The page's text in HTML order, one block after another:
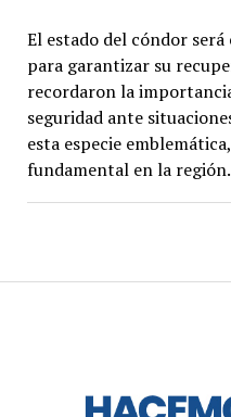
El estado del cóndor
para garantizar su
recordaron la
seguridad ante
esta especie
fundamental en la región.